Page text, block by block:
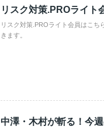
リスク対策.PROライト
リスク対策.PROライト会員はこち
きます。
中澤・木村が斬る！今